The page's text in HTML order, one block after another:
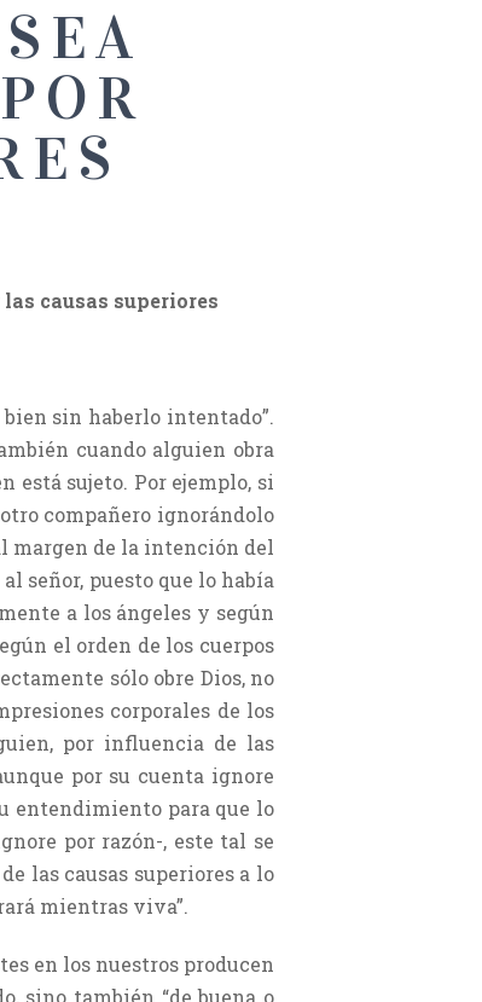
causas superiores
sin haberlo intentado”.
cuando alguien obra
está sujeto. Por ejemplo, si
compañero ignorándolo
margen de la intención del
señor, puesto que lo había
a los ángeles y según
el orden de los cuerpos
sólo obre Dios, no
corporales de los
por influencia de las
por su cuenta ignore
entendimiento para que lo
por razón-, este tal se
las causas superiores a lo
mientras viva”.
en los nuestros producen
sino también “de buena o